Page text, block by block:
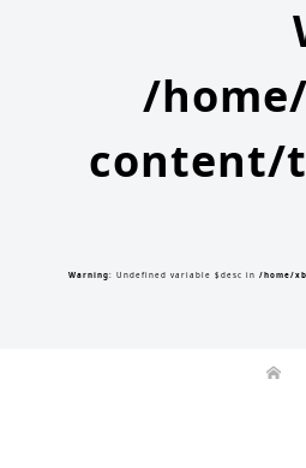
/
content/
Warning: Undefined variable $desc in /home/